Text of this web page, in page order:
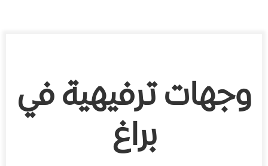
وجهات ترفيهية في
براغ